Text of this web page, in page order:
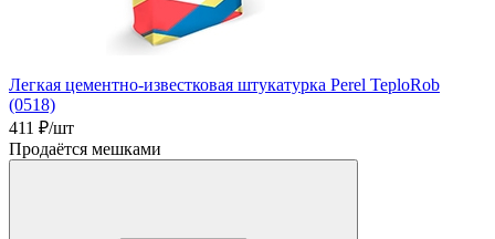
Легкая цементно-известковая штукатурка Perel TeploRob
(0518)
411 ₽/шт
Продаётся мешками